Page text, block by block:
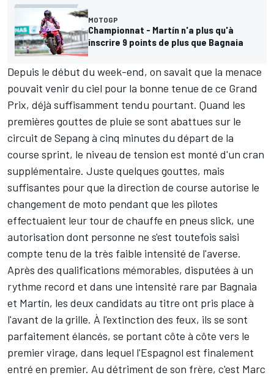
MOTOGP
Championnat - Martín n'a plus qu'à
inscrire 9 points de plus que Bagnaia
Depuis le début du week-end, on savait que la menace
pouvait venir du ciel pour la bonne tenue de ce Grand
Prix, déjà suffisamment tendu pourtant. Quand les
premières gouttes de pluie se sont abattues sur le
circuit de Sepang à cinq minutes du départ de la
course sprint, le niveau de tension est monté d'un cran
supplémentaire. Juste quelques gouttes, mais
suffisantes pour que la direction de course autorise le
changement de moto pendant que les pilotes
effectuaient leur tour de chauffe en pneus slick, une
autorisation dont personne ne s'est toutefois saisi
compte tenu de la très faible intensité de l'averse.
Après des qualifications mémorables, disputées à un
rythme record et dans une intensité rare par Bagnaia
et Martín, les deux candidats au titre ont pris place à
l'avant de la grille. À l'extinction des feux, ils se sont
parfaitement élancés, se portant côte à côte vers le
premier virage, dans lequel l'Espagnol est finalement
entré en premier. Au détriment de son frère, c'est Marc